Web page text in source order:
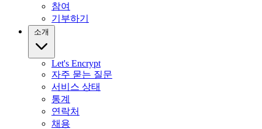
참여
기부하기
소개
Let's Encrypt
자주 묻는 질문
서비스 상태
통계
연락처
채용